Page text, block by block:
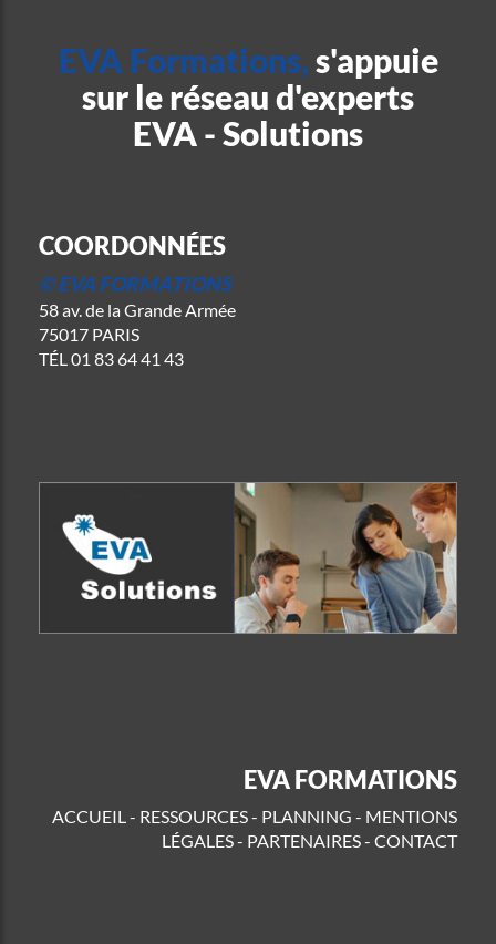
EVA Formations,s'appuie
sur le réseau d'experts
EVA - Solutions
COORDONNÉES
© EVA FORMATIONS
58 av. de la Grande Armée
75017 PARIS
TÉL01 83 64 41 43
EVA FORMATIONS
ACCUEIL - RESSOURCES- PLANNING - MENTIONS
LÉGALES- PARTENAIRES- CONTACT